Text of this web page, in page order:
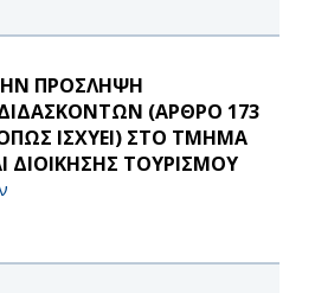
ΠΡΟΣΛΗΨΗ
(ΑΡΘΡΟ 173
ΙΣΧΥΕΙ) ΣΤΟ ΤΜΗΜΑ
ΔΙΟΙΚΗΣΗΣ ΤΟΥΡΙΣΜΟΥ